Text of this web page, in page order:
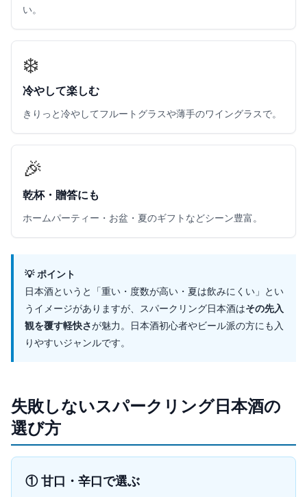
い。
❄️
冷やして楽しむ
きりっと冷やしてフルートグラスや薄手のワイングラスで。
🎉
乾杯・贈答にも
ホームパーティー・お盆・夏のギフトなどシーン豊富。
💡 ポイント
日本酒というと「重い・度数が高い・夏は飲みにくい」とい
うイメージがありますが、スパークリング日本酒はその先入
観を覆す軽快さが魅力。日本酒初心者やビール派の方にも入
りやすいジャンルです。
失敗しないスパークリング日本酒の
選び方
① 甘口・辛口で選ぶ